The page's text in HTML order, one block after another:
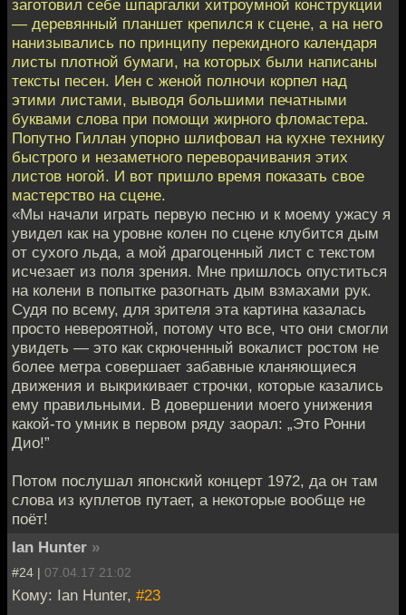
заготовил себе шпаргалки хитроумной конструкции
— деревянный планшет крепился к сцене, а на него
нанизывались по принципу перекидного календаря
листы плотной бумаги, на которых были написаны
тексты песен. Иен с женой полночи корпел над
этими листами, выводя большими печатными
буквами слова при помощи жирного фломастера.
Попутно Гиллан упорно шлифовал на кухне технику
быстрого и незаметного переворачивания этих
листов ногой. И вот пришло время показать свое
мастерство на сцене.
«Мы начали играть первую песню и к моему ужасу я
увидел как на уровне колен по сцене клубится дым
от сухого льда, а мой драгоценный лист с текстом
исчезает из поля зрения. Мне пришлось опуститься
на колени в попытке разогнать дым взмахами рук.
Судя по всему, для зрителя эта картина казалась
просто невероятной, потому что все, что они смогли
увидеть — это как скрюченный вокалист ростом не
более метра совершает забавные кланяющиеся
движения и выкрикивает строчки, которые казались
ему правильными. В довершении моего унижения
какой-то умник в первом ряду заорал: „Это Ронни
Дио!”
Потом послушал японский концерт 1972, да он там
слова из куплетов путает, а некоторые вообще не
поёт!
Ian Hunter »
#24 | 07.04.17 21:02
Кому: Ian Hunter, #23